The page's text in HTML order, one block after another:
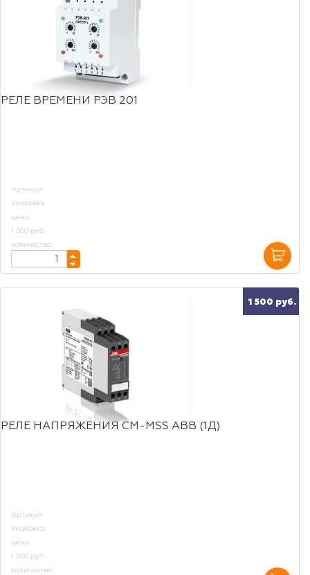
РЕЛЕ ВРЕМЕНИ РЭВ 201
Артикул
Упаковка
цена:
1 500 руб.
количество:
1 500 руб.
РЕЛЕ НАПРЯЖЕНИЯ CM-МSS ABB (1Д)
Артикул
Упаковка
цена:
1 500 руб.
количество: